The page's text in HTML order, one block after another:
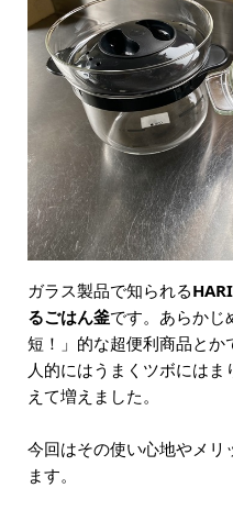
ガラス製品で知られる
るごはん釜です。あらかじ
短！」的な超便利商品と
人的にはうまくツボには
えて増えました。
今回はその使い心地やメ
ます。